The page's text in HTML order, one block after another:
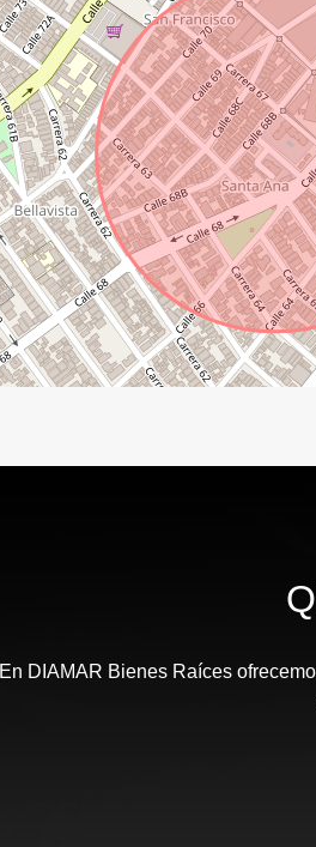
En DIAMAR Bienes Raíces